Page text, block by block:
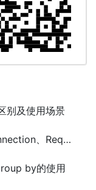
别及使用场景
Java使用HttpClient、HttpURLConnection、Request执行Get和Post请求
by的使用